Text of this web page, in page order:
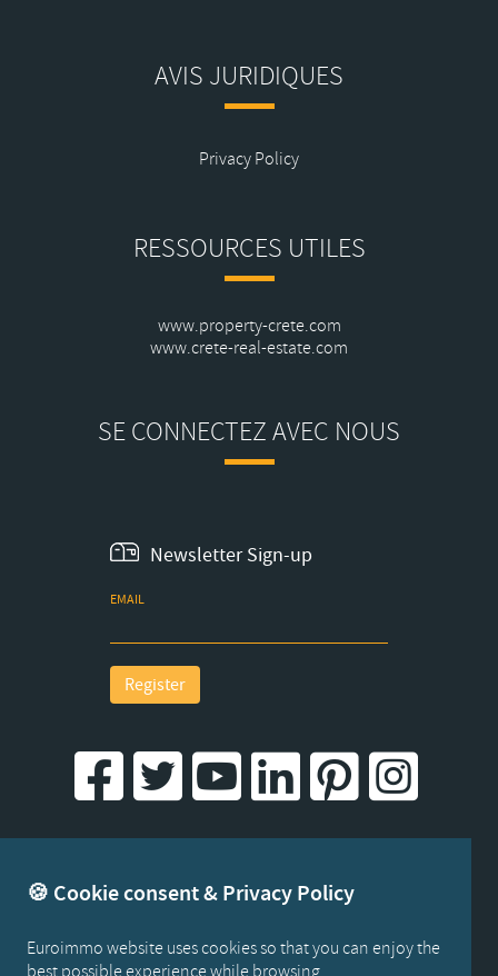
AVIS JURIDIQUES
Privacy Policy
RESSOURCES UTILES
www.property-crete.com
www.crete-real-estate.com
SE CONNECTEZ AVEC NOUS
Newsletter Sign-up
EMAIL
Register
🍪 Cookie consent & Privacy Policy
Euroimmo website uses cookies so that you can enjoy the